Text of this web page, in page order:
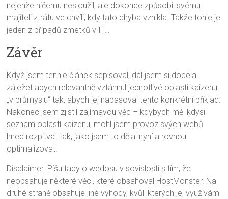
nejenže ničemu nesloužil, ale dokonce způsobil svému
majiteli ztrátu ve chvíli, kdy tato chyba vznikla. Takže tohle je
jeden z případů zmetků v IT…
Závěr
Když jsem tenhle článek sepisoval, dál jsem si docela
záležet abych relevantně vztáhnul jednotlivé oblasti kaizenu
„v průmyslu“ tak, abych jej napasoval tento konkrétní příklad.
Nakonec jsem zjistil zajímavou věc – kdybych měl kdysi
seznam oblastí kaizenu, mohl jsem provoz svých webů
hned rozpitvat tak, jako jsem to dělal nyní a rovnou
optimalizovat.
Disclaimer: Píšu tady o wedosu v sovislosti s tím, že
neobsahuje některé věci, které obsahoval HostMonster. Na
druhé straně obsahuje jiné výhody, kvůli kterých jej využívám